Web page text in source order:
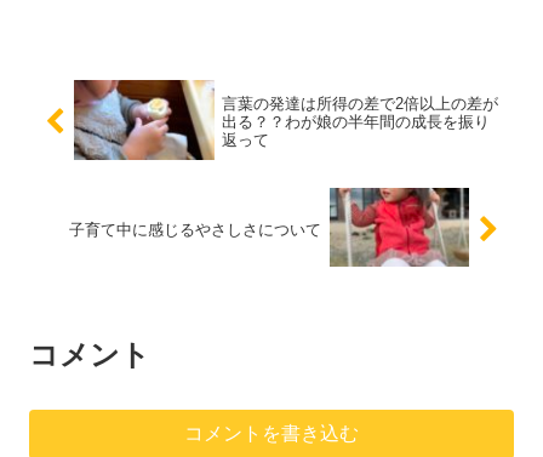
言葉の発達は所得の差で2倍以上の差が
出る？？わが娘の半年間の成長を振り
返って
子育て中に感じるやさしさについて
コメント
コメントを書き込む